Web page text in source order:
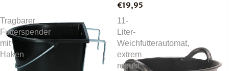
€19,95
Tragbarer
Futterspender
mit
Haken
11-
Liter-
Weichfutterautomat,
extrem
robust